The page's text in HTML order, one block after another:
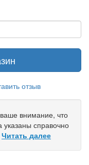
отзыв
внимание, что
указаны справочно
Читать далее